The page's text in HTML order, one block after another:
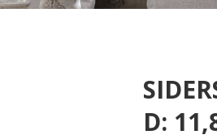
D: